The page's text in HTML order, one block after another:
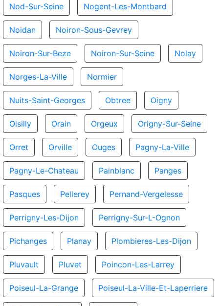
Nod-Sur-Seine Nogent-Les-Montbard
Noidan Noiron-Sous-Gevrey
Noiron-Sur-Beze Noiron-Sur-Seine Nolay
Norges-La-Ville Normier
Nuits-Saint-Georges Obtree Oigny
Oisilly Orain Orgeux Origny-Sur-Seine
Orret Orville Ouges Pagny-La-Ville
Pagny-Le-Chateau Painblanc Panges
Pasques Pellerey Pernand-Vergelesse
Perrigny-Les-Dijon Perrigny-Sur-L-Ognon
Pichanges Planay Plombieres-Les-Dijon
Pluvault Pluvet Poincon-Les-Larrey
Poiseul-La-Grange Poiseul-La-Ville-Et-Laperriere